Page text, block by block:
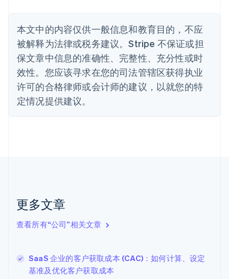
本文中的内容仅供一般信息和教育目的，不应
被解释为法律或税务建议。Stripe 不保证或担
保文章中信息的准确性、完整性、充分性或时
效性。您应该寻求在您的司法管辖区获得执业
许可的合格律师或会计师的建议，以就您的特
定情况提供建议。
更多文章
查看所有“公司”相关文章
SaaS 企业的客户获取成本 (CAC)：如何计算、设定
基准及优化客户获取成本
English
丹麦
English
德国
DeutschEnglish
法国
FrançaisEnglish
芬兰
EnglishSvenska
English Italiano
拉脱维亚
立陶宛
DeutschEnglish
卢森堡